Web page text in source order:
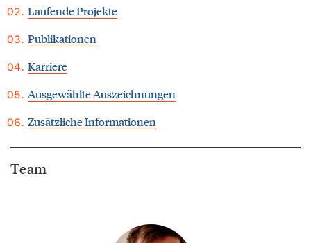
Laufende Projekte
Publikationen
Karriere
Ausgewählte Auszeichnungen
Zusätzliche Informationen
Team